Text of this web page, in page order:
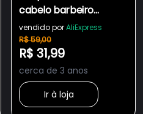
cabelo barbeiro
profissional dragão
elétrica bateria
recarregável
vendido porAliExpress
R$ 59,00
R$ 31,99
cerca de 3 anos
Ir à loja